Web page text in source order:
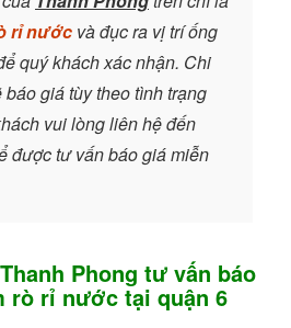
rỉ nước và đục ra vị trí ống
quý khách xác nhận. Chi
giá tùy theo tình trạng
vui lòng liên hệ đến
được tư vấn báo giá miễn
Phong tư vấn báo
rò rỉ nước tại quận 6